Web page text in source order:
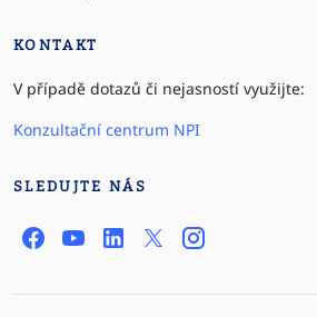
KONTAKT
V případě dotazů či nejasností využijte:
Konzultační centrum NPI
SLEDUJTE NÁS